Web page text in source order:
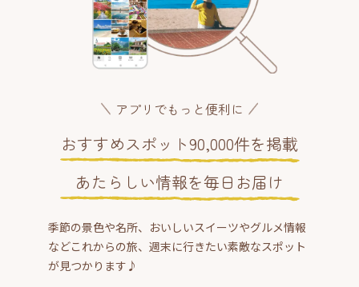
アプリでもっと便利に
おすすめスポット90,000件を掲載
あたらしい情報を毎日お届け
季節の景色や名所、おいしいスイーツやグルメ情報
などこれからの旅、週末に行きたい素敵なスポット
が見つかります♪